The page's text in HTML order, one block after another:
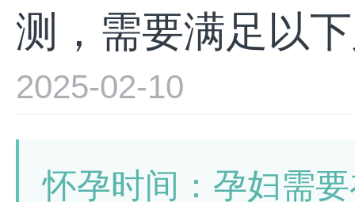
测，需要满足以
2025-02-10
怀孕时间：孕妇需